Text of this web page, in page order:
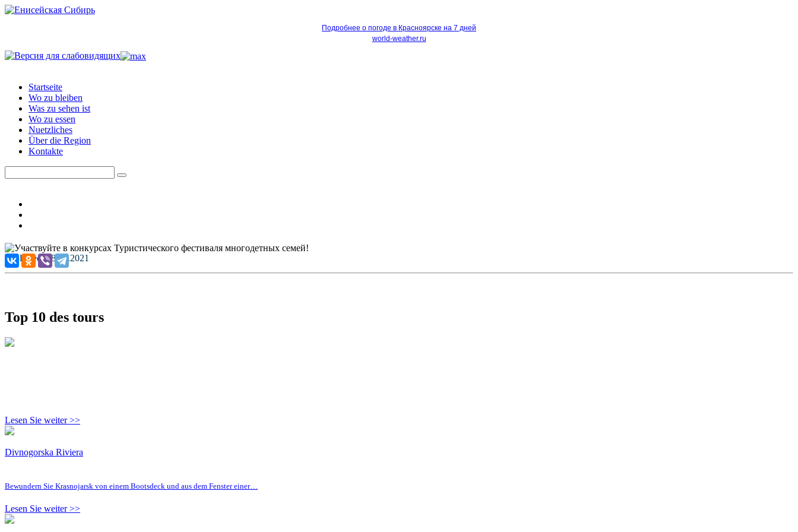
Подробнее о погоде в Красноярске на 7 дней
world-weather.ru
Startseite
Wo zu bleiben
Was zu sehen ist
Wo zu essen
Nuetzliches
Über die Region
Kontakte
Published: 18.06.2021
Top 10 des tours
Lesen Sie weiter >>
Divnogorska Riviera
Bewundern Sie Krasnojarsk von einem Bootsdeck und aus dem Fenster einer…
Lesen Sie weiter >>